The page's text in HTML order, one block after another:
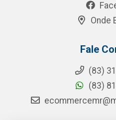
Onde
Fale
(83)
(83)